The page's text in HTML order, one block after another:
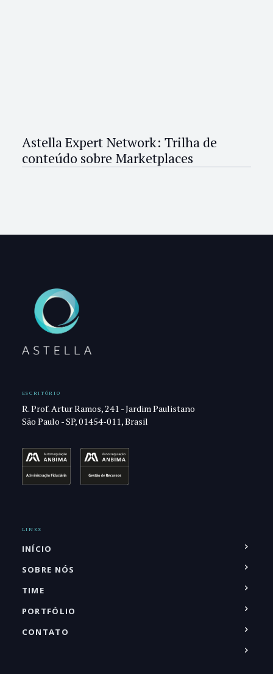
Astella Expert Network: Trilha de
conteúdo sobre Marketplaces
ESCRITÓRIO
R. Prof. Artur Ramos, 241 - Jardim Paulistano
São Paulo - SP, 01454-011, Brasil
LINKS
INÍCIO
SOBRE NÓS
TIME
PORTFÓLIO
CONTATO